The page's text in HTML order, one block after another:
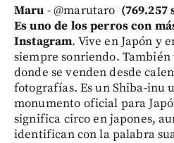
Maru - @marutaro (769.257
Es uno de los perros con
Instagram. Vive en Japón y
siempre sonriendo.
donde se venden desde
fotografías. Es un Shiba-inu
monumento oficial para
significa circo en japones,
identifican con la palabra